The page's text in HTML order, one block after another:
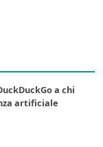
a chi
artificiale